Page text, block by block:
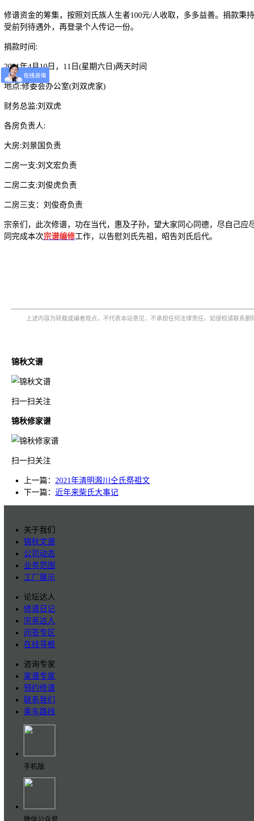
修谱资金的筹集，按照刘氏族人生者100元/人收取，多多益善。捐款秉
受前列待遇外，再登录个人传记一份。
捐款时间:
2021年4月10日，11日(星期六日)两天时间
地点:修委会办公室(刘双虎家)
财务总监:刘双虎
各房负责人:
大房:刘景国负责
二房一支:刘文宏负责
二房二支:刘俊虎负责
二房三支：刘俊奇负责
宗亲们，此次修谱，功在当代，惠及子孙，望大家同心同德，尽自己
同完成本次宗谱编修工作，以告慰刘氏先祖，昭告刘氏后代。
上述内容为转载或编者观点，不代表本站意见，不承担任何法律责任。如侵权请联系删
锦秋文谱
扫一扫关注
锦秋修家谱
扫一扫关注
上一篇： 2021年清明溵川仝氏祭祖文
下一篇： 近年来柴氏大事记
关于我们
锦秋文谱
公司动态
业务范围
工厂展示
论坛达人
修谱日记
宗亲达人
问答专区
在线寻根
咨询专家
家谱专家
预约修谱
联系我们
乘车路线
手机版
微信公众号